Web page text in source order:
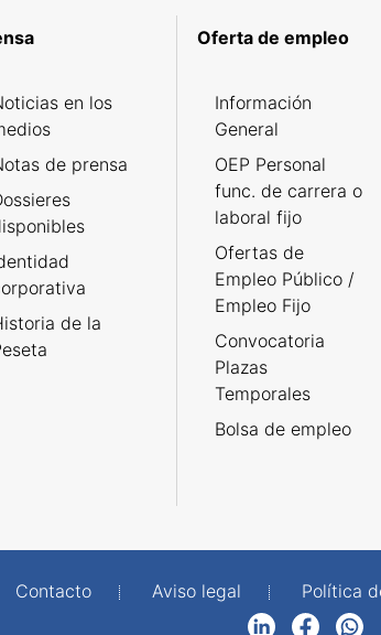
en los
de prensa
de la
Oferta de empleo
Información
General
OEP Personal
func. de carrera o
laboral fijo
Ofertas de
Empleo Público /
Empleo Fijo
Convocatoria
Plazas
Temporales
Bolsa de empleo
Contacto Aviso legal
Política
FacebookWhatsApp